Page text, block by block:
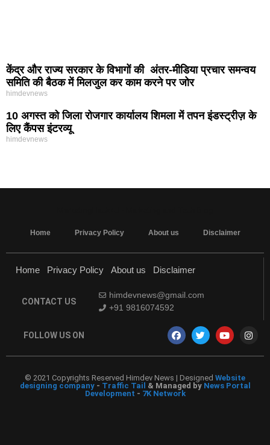
केंद्र और राज्य सरकार के विभागों की अंतर-मीडिया प्रचार समन्वय
समिति की बैठक में मिलजुल कर काम करने पर जोर
himdevnews
10 अगस्त को जिला रोजगार कार्यालय शिमला में तपन इंडस्ट्रीज़ के
लिए कैंपस इंटरव्यू
himdevnews
Home Privacy Policy About us Disclaimer
Home Privacy Policy About us Disclaimer
CONTACT US
himdevnews@gmail.com
+91 9816074592
FOLLOW US ON
© 2021 Copyrights Reserved Himdev News | Designed Website
designing company- Traffic Tail & Managed by News Portal
Development - 7K Network